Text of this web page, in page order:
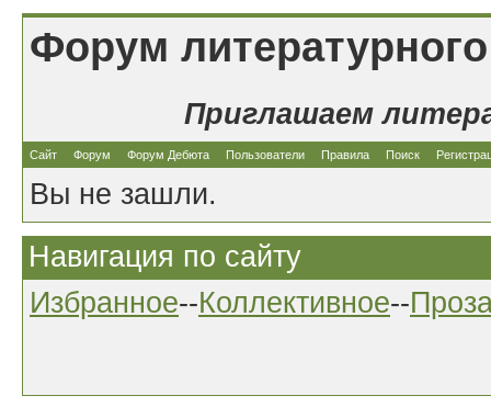
Форум
Приглашаем
Сайт Форум Форум Дебюта Пользователи Правила Поиск
Вы не зашли.
Навигация по сайту
Избранное--Коллективное--